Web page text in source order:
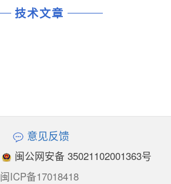
技术文章
意见反馈
闽公网安备 35021102001363号
闽ICP备17018418